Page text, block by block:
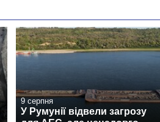
9 серпня
У Румунії відвели загрозу